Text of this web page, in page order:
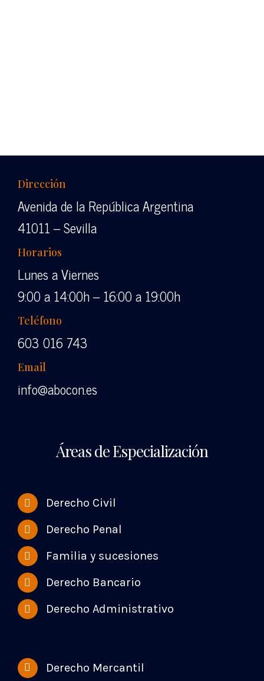
Dirección
Avenida de la República Argentina
41011 – Sevilla
Horarios
Lunes a Viernes
9:00 a 14:00h – 16:00 a 19:00h
Teléfono
603 016 743
Email
info@abocon.es
Áreas de Especialización
Derecho Civil
Derecho Penal
Familia y sucesiones
Derecho Bancario
Derecho Administrativo
Derecho Mercantil